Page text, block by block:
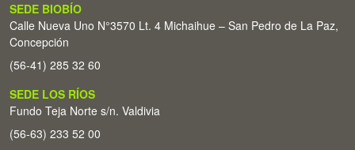
SEDE BIOBÍO
Calle Nueva Uno N°3570 Lt. 4 Michaihue – San Pedro de La Paz,
Concepción
(56-41) 285 32 60
SEDE LOS RÍOS
Fundo Teja Norte s/n. Valdivia
(56-63) 233 52 00